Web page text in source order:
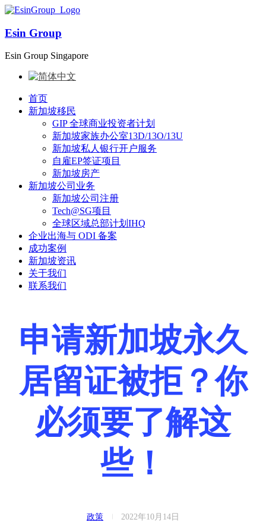
Esin Group
Esin Group Singapore
首页
新加坡移民
GIP 全球商业投资者计划
新加坡家族办公室13D/13O/13U
新加坡私人银行开户服务
自雇EP签证项目
新加坡房产
新加坡公司业务
新加坡公司注册
Tech@SG项目
全球区域总部计划IHQ
企业出海与 ODI 备案
成功案例
新加坡资讯
关于我们
联系我们
申请新加坡永久
居留证被拒？你
必须要了解这
些！
2022年10月14日
政策